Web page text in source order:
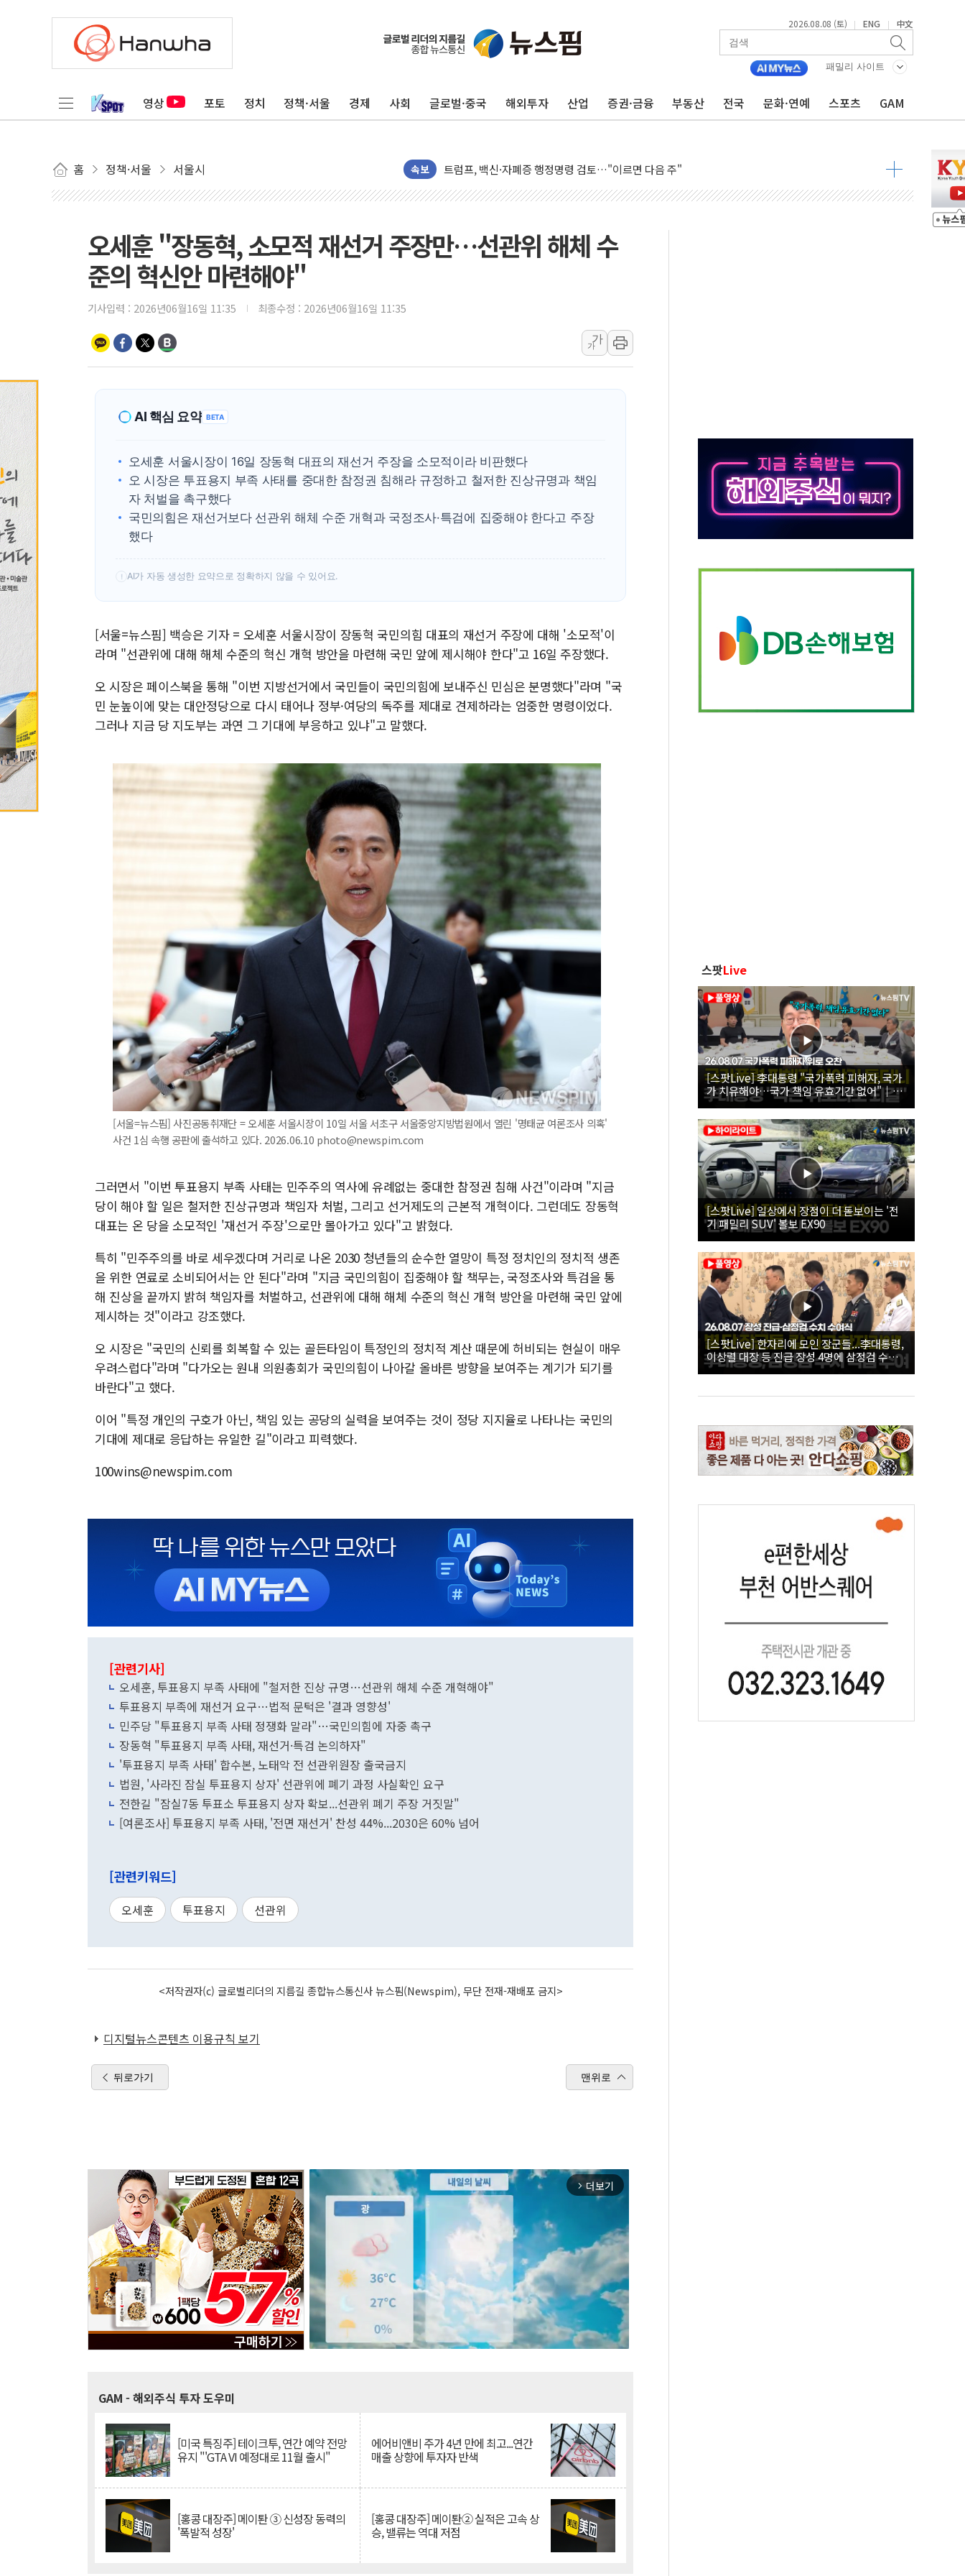
2026.08.08 (토) | ENG | 中文
패밀리 사이트
영상 포토 정치 정책·서울 경제 사회 글로벌·중국 해외투자 산업 증권·금융 부동산 전국 문화·연예 스포츠 GAM
홈 정책·서울 서울시 속보
미 연준 매파 기세 꺾이나…고용 감소에 9월 동결 전망 우세
[종합] 이슬람 수니파 3국, '공동방위협정' 체결… 이스라엘·이란 위협에 맞설 자체 억지력 강화
美 항소법원, 백악관 무도회장 공사 중단 명령…트럼프 제동
이란 핵심 원유 수출항 '하르그섬', 최근 1주일 이상 '올스톱'… 美 해상봉쇄 영향
[AI MY 뉴스] 뉴욕 반도체주 프리뷰...美 고용 쇼크에 반도체주 '활짝'
뉴욕증시 프리뷰, 美 고용 쇼크에 금리 인상 우려 후퇴…나스닥 선물 1%대 상승
보훈부, 미 DPAA와 MOU… "6·25 미군 실종자 7359명 끝까지 찾겠다"
트럼프 "금리 내려야"…파월 때와 달리 워시엔 톤 낮춰
[사진] 빈살만과 에르도안의 만남
이란와이어 "이란 최고지도자 위독…곧 사망해도 놀랍지 않아"
남동발전, 해남군에 국내 최대 규모 400MW 태양광 착공…여의도 1.6배 규모
오세훈 "장동혁, 소모적 재선거 주장만…선관위 해체 수
준의 혁신안 마련해야"
기사입력 : 2026년06월16일 11:35 최종수정 : 2026년06월16일 11:35
가
가
AI 핵심 요약 BETA
오세훈 서울시장이 16일 장동혁 대표의 재선거 주장을 소모적이라 비판했다
오 시장은 투표용지 부족 사태를 중대한 참정권 침해라 규정하고 철저한 진상규명과 책임
자 처벌을 촉구했다
국민의힘은 재선거보다 선관위 해체 수준 개혁과 국정조사·특검에 집중해야 한다고 주장
했다
! AI가 자동 생성한 요약으로 정확하지 않을 수 있어요.
[서울=뉴스핌] 백승은 기자 = 오세훈 서울시장이 장동혁 국민의힘 대표의 재선거 주장에 대해 '소모적'이
라며 "선관위에 대해 해체 수준의 혁신 개혁 방안을 마련해 국민 앞에 제시해야 한다"고 16일 주장했다.
오 시장은 페이스북을 통해 "이번 지방선거에서 국민들이 국민의힘에 보내주신 민심은 분명했다"라며 "국
민 눈높이에 맞는 대안정당으로 다시 태어나 정부·여당의 독주를 제대로 견제하라는 엄중한 명령이었다.
그러나 지금 당 지도부는 과연 그 기대에 부응하고 있냐"고 말했다.
[서울=뉴스핌] 사진공동취재단 = 오세훈 서울시장이 10일 서울 서초구 서울중앙지방법원에서 열린 '명태균 여론조사 의혹'
사건 1심 속행 공판에 출석하고 있다. 2026.06.10 photo@newspim.com
그러면서 "이번 투표용지 부족 사태는 민주주의 역사에 유례없는 중대한 참정권 침해 사건"이라며 "지금
당이 해야 할 일은 철저한 진상규명과 책임자 처벌, 그리고 선거제도의 근본적 개혁이다. 그런데도 장동혁
대표는 온 당을 소모적인 '재선거 주장'으로만 몰아가고 있다"고 밝혔다.
특히 "민주주의를 바로 세우겠다며 거리로 나온 2030 청년들의 순수한 열망이 특정 정치인의 정치적 생존
을 위한 연료로 소비되어서는 안 된다"라며 "지금 국민의힘이 집중해야 할 책무는, 국정조사와 특검을 통
해 진상을 끝까지 밝혀 책임자를 처벌하고, 선관위에 대해 해체 수준의 혁신 개혁 방안을 마련해 국민 앞에
제시하는 것"이라고 강조했다.
오 시장은 "국민의 신뢰를 회복할 수 있는 골든타임이 특정인의 정치적 계산 때문에 허비되는 현실이 매우
우려스럽다"라며 "다가오는 원내 의원총회가 국민의힘이 나아갈 올바른 방향을 보여주는 계기가 되기를
바란다"고 했다.
이어 "특정 개인의 구호가 아닌, 책임 있는 공당의 실력을 보여주는 것이 정당 지지율로 나타나는 국민의
기대에 제대로 응답하는 유일한 길"이라고 피력했다.
100wins@newspim.com
[관련기사]
오세훈, 투표용지 부족 사태에 "철저한 진상 규명…선관위 해체 수준 개혁해야"
투표용지 부족에 재선거 요구…법적 문턱은 '결과 영향성'
민주당 "투표용지 부족 사태 정쟁화 말라"…국민의힘에 자중 촉구
장동혁 "투표용지 부족 사태, 재선거·특검 논의하자"
'투표용지 부족 사태' 합수본, 노태악 전 선관위원장 출국금지
법원, '사라진 잠실 투표용지 상자' 선관위에 폐기 과정 사실확인 요구
전한길 "잠실7동 투표소 투표용지 상자 확보...선관위 폐기 주장 거짓말"
[여론조사] 투표용지 부족 사태, '전면 재선거' 찬성 44%...2030은 60% 넘어
[관련키워드]
오세훈 투표용지 선관위
<저작권자(c) 글로벌리더의 지름길 종합뉴스통신사 뉴스핌(Newspim), 무단 전재-재배포 금지>
디지털뉴스콘텐츠 이용규칙 보기
뒤로가기 맨위로
arrow_forward_ios 더보기
GAM - 해외주식 투자 도우미
[미국 특징주] 테이크투, 연간 예약 전망
유지 "'GTA VI 예정대로 11월 출시"
에어비앤비 주가 4년 만에 최고...연간
매출 상향에 투자자 반색
[홍콩 대장주] 메이퇀 ③ 신성장 동력의
'폭발적 성장'
[홍콩 대장주] 메이퇀② 실적은 고속 상
승, 밸류는 역대 저점
스팟Live
[스팟Live] 李대통령 "국가폭력 피해자, 국가
가 치유해야…국가 책임 유효기간 없어"｜
26.08.07 국가폭력 피해자 위로 오찬
[스팟Live] 일상에서 장점이 더 돋보이는 '전
기 패밀리 SUV' 볼보 EX90
[스팟Live] 한자리에 모인 장군들...李대통령,
이상렬 대장 등 진급 장성 4명에 삼정검 수치
직접 수여｜26.08.07 장성 진급·삼정검 수치